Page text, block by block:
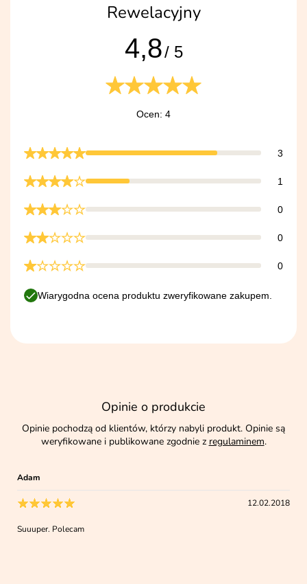
Rewelacyjny
4,8/ 5
Ocen: 4
3
1
0
0
0
Wiarygodna ocena produktu zweryfikowane zakupem.
Opinie o produkcie
Opinie pochodzą od klientów, którzy nabyli produkt. Opinie są
weryfikowane i publikowane zgodnie z regulaminem.
Adam
12.02.2018
Suuuper. Polecam